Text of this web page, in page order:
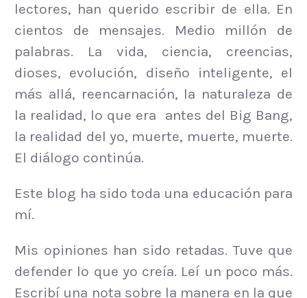
lectores, han querido escribir de ella. En
cientos de mensajes. Medio millón de
palabras. La vida, ciencia, creencias,
dioses, evolución, diseño inteligente, el
más allá, reencarnación, la naturaleza de
la realidad, lo que era antes del Big Bang,
la realidad del yo, muerte, muerte, muerte.
El diálogo continúa.
Este blog ha sido toda una educación para
mí.
Mis opiniones han sido retadas. Tuve que
defender lo que yo creía. Leí un poco más.
Escribí una nota sobre la manera en la que